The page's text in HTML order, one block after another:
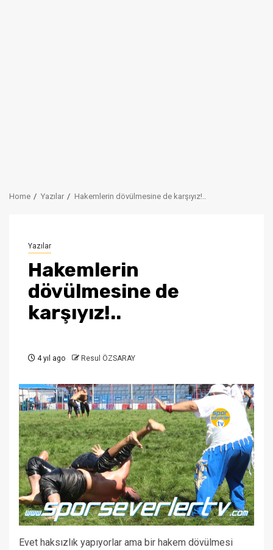
Home Yazılar Hakemlerin dövülmesine de karşıyız!..
Yazılar
Hakemlerin
dövülmesine de
karşıyız!..
4 yıl ago Resul ÖZSARAY
Evet haksızlık yapıyorlar ama bir hakem dövülmesi